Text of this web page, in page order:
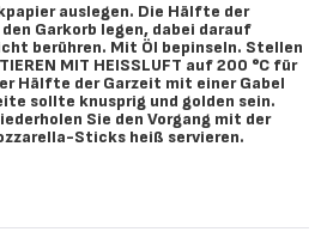
auslegen. Die Hälfte der
Garkorb legen, dabei darauf
berühren. Mit Öl bepinseln. Stellen
MIT HEISSLUFT auf 200 °C für
Hälfte der Garzeit mit einer Gabel
sollte knusprig und golden sein.
Sie den Vorgang mit der
Sticks heiß servieren.